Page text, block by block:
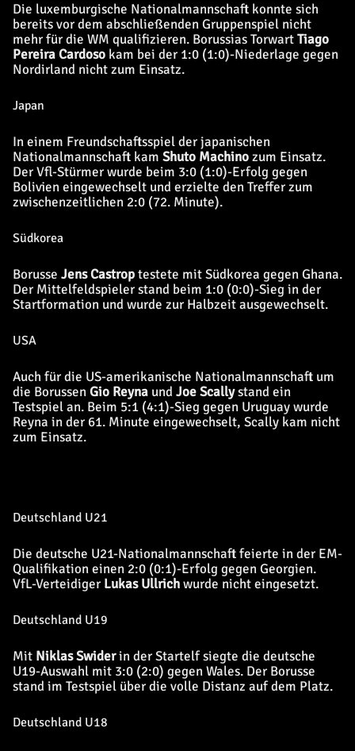
Die luxemburgische Nationalmannschaft konnte sich
bereits vor dem abschließenden Gruppenspiel nicht
mehr für die WM qualifizieren. Borussias TorwartTiago
Pereira Cardoso kam bei der 1:0 (1:0)-Niederlage gegen
Nordirland nicht zum Einsatz.
Japan
In einem Freundschaftsspiel der japanischen
Nationalmannschaft kam Shuto Machinozum Einsatz.
Der Vfl-Stürmer wurde beim 3:0 (1:0)-Erfolg gegen
Bolivien eingewechselt und erzielte den Treffer zum
zwischenzeitlichen 2:0 (72. Minute).
Südkorea
Borusse Jens Castroptestete mit Südkorea gegen Ghana.
Der Mittelfeldspieler stand beim 1:0 (0:0)-Sieg in der
Startformation und wurde zur Halbzeit ausgewechselt.
USA
Auch für die US-amerikanische Nationalmannschaft um
die BorussenGio Reyna und Joe Scallystand ein
Testspiel an. Beim 5:1 (4:1)-Sieg gegen Uruguay wurde
Reyna in der 61. Minute eingewechselt, Scally kam nicht
zum Einsatz.
Deutschland U21
Die deutsche U21-Nationalmannschaft feierte in der EM-
Qualifikation einen 2:0 (0:1)-Erfolg gegen Georgien.
VfL-Verteidiger Lukas Ullrichwurde nicht eingesetzt.
Deutschland U19
Mit Niklas Swiderin der Startelf siegte die deutsche
U19-Auswahl mit 3:0 (2:0) gegen Wales. Der Borusse
stand im Testspiel über die volle Distanz auf dem Platz.
Deutschland U18